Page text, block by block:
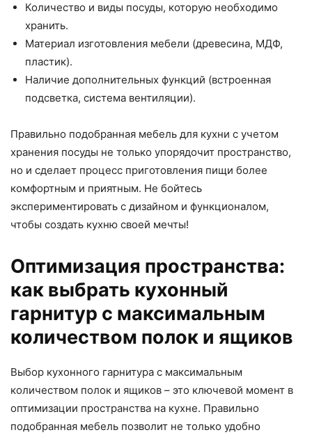
Количество и виды посуды, которую необходимо
хранить.
Материал изготовления мебели (древесина, МДФ,
пластик).
Наличие дополнительных функций (встроенная
подсветка, система вентиляции).
Правильно подобранная мебель для кухни с учетом
хранения посуды не только упорядочит пространство,
но и сделает процесс приготовления пищи более
комфортным и приятным. Не бойтесь
экспериментировать с дизайном и функционалом,
чтобы создать кухню своей мечты!
Оптимизация пространства:
как выбрать кухонный
гарнитур с максимальным
количеством полок и ящиков
Выбор кухонного гарнитура с максимальным
количеством полок и ящиков – это ключевой момент в
оптимизации пространства на кухне. Правильно
подобранная мебель позволит не только удобно